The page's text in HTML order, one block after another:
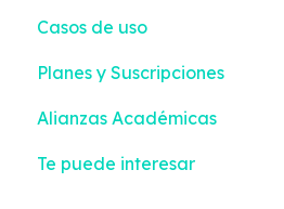
Casos de uso
Planes y Suscripciones
Alianzas Académicas
Te puede interesar